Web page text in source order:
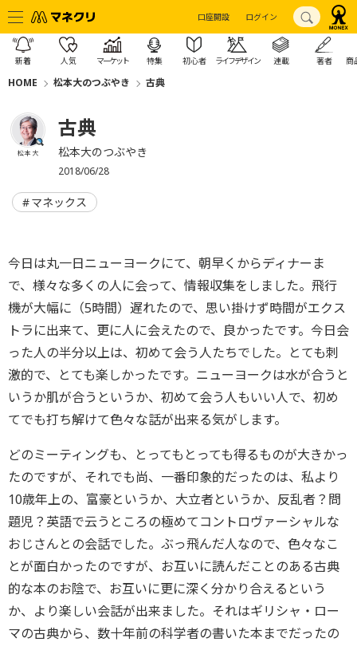
口座開設 ログイン
新着 人気 マーケット 特集 初心者 ライフデザイン 連載 著者 商
HOME 松本大のつぶやき 古典
松本 大
古典
松本大のつぶやき
2018/06/28
マネックス
今日は丸一日ニューヨークにて、朝早くからディナーま
で、様々な多くの人に会って、情報収集をしました。飛行
機が大幅に（5時間）遅れたので、思い掛けず時間がエクス
トラに出来て、更に人に会えたので、良かったです。今日会
った人の半分以上は、初めて会う人たちでした。とても刺
激的で、とても楽しかったです。ニューヨークは水が合うと
いうか肌が合うというか、初めて会う人もいい人で、初め
てでも打ち解けて色々な話が出来る気がします。
どのミーティングも、とってもとっても得るものが大きかっ
たのですが、それでも尚、一番印象的だったのは、私より
10歳年上の、富豪というか、大立者というか、反乱者？問
題児？英語で云うところの極めてコントロヴァーシャルな
おじさんとの会話でした。ぶっ飛んだ人なので、色々なこ
とが面白かったのですが、お互いに読んだことのある古典
的な本のお陰で、お互いに更に深く分かり合えるという
か、より楽しい会話が出来ました。それはギリシャ・ロー
マの古典から、数十年前の科学者の書いた本までだったの